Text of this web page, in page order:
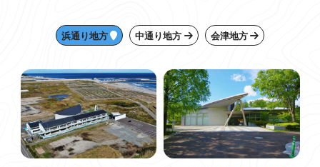
インフラ施設紹介
中通り地方にあるインフラ施設
会津地方にあるインフラ施設
デジタルパンフレット
家族で思いっきり楽しめる!
浜通り地方 中通り地方 会津地方